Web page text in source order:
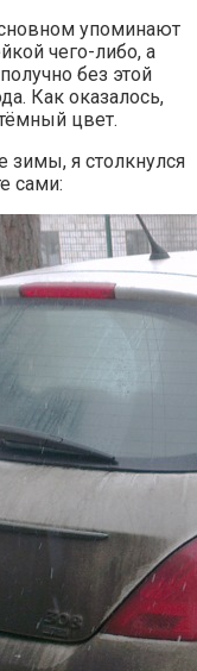
упоминают
чего-либо, а
без этой
Как оказалось,
цвет.
я столкнулся
сами: